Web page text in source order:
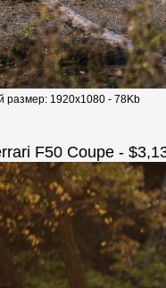
размер: 1920x1080 - 78Kb
F50 Coupe -